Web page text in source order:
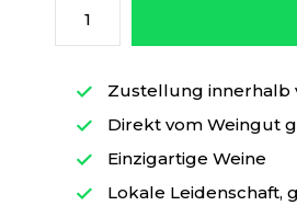
Zustellung innerhalb
Direkt vom Weingut
Einzigartige Weine
Lokale Leidenschaft,